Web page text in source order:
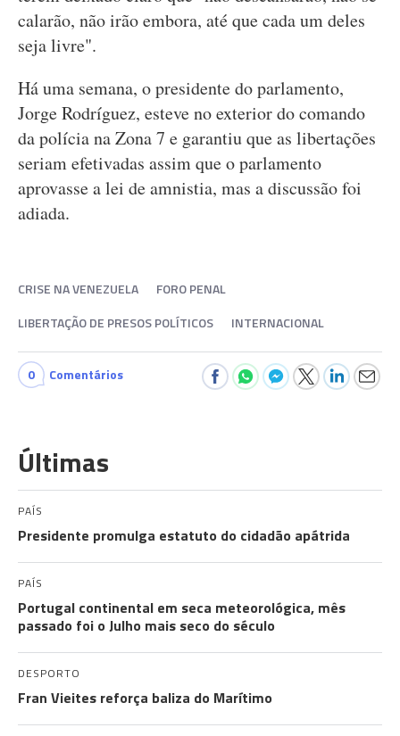
calarão, não irão embora, até que cada um deles
seja livre".
Há uma semana, o presidente do parlamento,
Jorge Rodríguez, esteve no exterior do comando
da polícia na Zona 7 e garantiu que as libertações
seriam efetivadas assim que o parlamento
aprovasse a lei de amnistia, mas a discussão foi
adiada.
CRISE NA VENEZUELA
FORO PENAL
LIBERTAÇÃO DE PRESOS POLÍTICOS
INTERNACIONAL
0 Comentários
Últimas
PAÍS
Presidente promulga estatuto do cidadão apátrida
PAÍS
Portugal continental em seca meteorológica, mês
passado foi o Julho mais seco do século
DESPORTO
Fran Vieites reforça baliza do Marítimo